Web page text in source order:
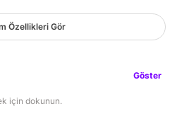
Özellikleri Gör
Göster
için dokunun.